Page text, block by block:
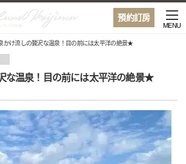
預約訂房
MENU
かけ流しの贅沢な温泉！目の前には太平洋の絶景★
な温泉！目の前には太平洋の絶景★